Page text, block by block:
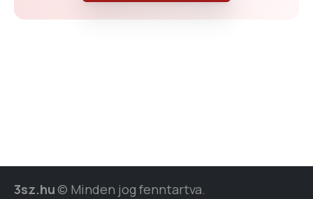
3sz.hu© Minden jog fenntartva.